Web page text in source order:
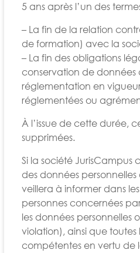
5 ans après l’un des
– La fin de la relation
de formation) avec la
– La fin des obligations
conservation de
réglementation en
réglementées ou
À l’issue de cette durée,
supprimées.
Si la société JurisCampus
des données personnelles
veillera à informer dans
personnes concernées
les données personnelles
violation), ainsi que toutes
compétentes en vertu de